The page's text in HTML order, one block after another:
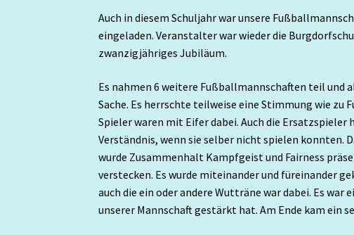
Auch in diesem Schuljahr war unsere
eingeladen. Veranstalter war wieder die
zwanzigjähriges Jubiläum.
Es nahmen 6 weitere Fußballmannschaften teil
Sache. Es herrschte teilweise eine Stimmung wie
Spieler waren mit Eifer dabei. Auch die
Verständnis, wenn sie selber nicht spielen konnten.
wurde Zusammenhalt Kampfgeist und Fairness
verstecken. Es wurde miteinander und füreinander
auch die ein oder andere Wutträne war dabei. Es
unserer Mannschaft gestärkt hat. Am Ende kam ein